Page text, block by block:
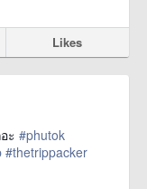
Likes
ะ #phutok
#thetrippacker